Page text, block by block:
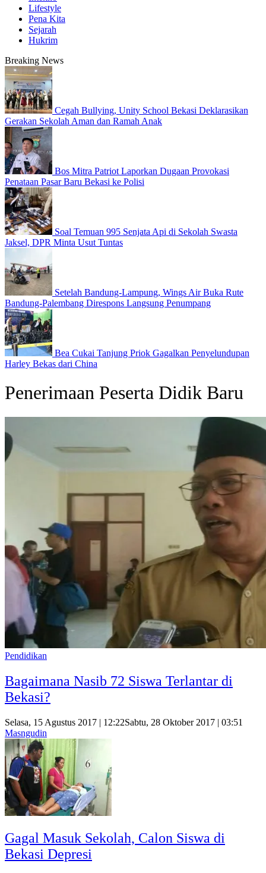
Lifestyle
Pena Kita
Sejarah
Hukrim
Breaking News
Cegah Bullying, Unity School Bekasi Deklarasikan
Gerakan Sekolah Aman dan Ramah Anak
Bos Mitra Patriot Laporkan Dugaan Provokasi
Penataan Pasar Baru Bekasi ke Polisi
Soal Temuan 995 Senjata Api di Sekolah Swasta
Jaksel, DPR Minta Usut Tuntas
Setelah Bandung-Lampung, Wings Air Buka Rute
Bandung-Palembang Direspons Langsung Penumpang
Bea Cukai Tanjung Priok Gagalkan Penyelundupan
Harley Bekas dari China
Penerimaan Peserta Didik Baru
Pendidikan
Bagaimana Nasib 72 Siswa Terlantar di
Bekasi?
Selasa, 15 Agustus 2017 | 12:22Sabtu, 28 Oktober 2017 | 03:51
Masngudin
Gagal Masuk Sekolah, Calon Siswa di
Bekasi Depresi